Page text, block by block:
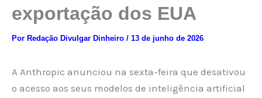
exportação dos EUA
Por Redação Divulgar Dinheiro / 13 de junho de 2026
A Anthropic anunciou na sexta-feira que desativou
o acesso aos seus modelos de inteligência artificial